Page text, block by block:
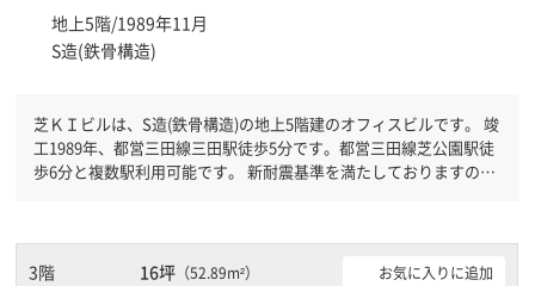
地上5階/1989年11月
S造(鉄骨構造)
芝ＫＩビルは、S造(鉄骨構造)の地上5階建のオフィスビルです。 竣
工1989年、都営三田線三田駅徒歩5分です。都営三田線芝公園駅徒
歩6分と複数駅利用可能です。 新耐震基準を満たしておりますの
で、車の必要なお客様には必見です。
3階 16坪（52.89m²） お気に入りに追加